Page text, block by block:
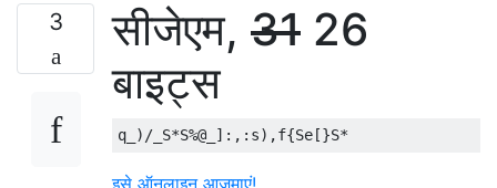
3 सीजेएम, 31 26
बाइट्स
इसे ऑनलाइन आज़माएं!